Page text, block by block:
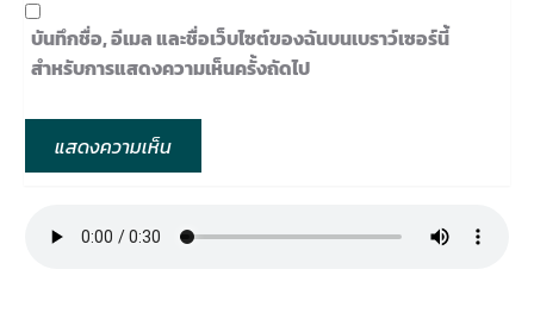
บันทึกชื่อ, อีเมล และชื่อเว็บไซต์ของฉันบนเบราว์เซอร์นี้
สำหรับการแสดงความเห็นครั้งถัดไป